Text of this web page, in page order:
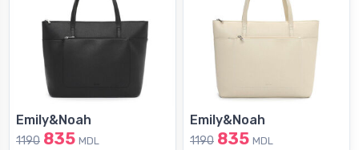
Emily&Noah
1190 835 MDL
Emily&Noah
1190 835 MDL